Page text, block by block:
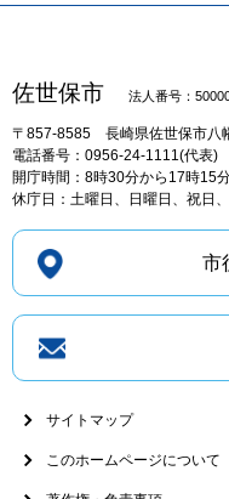
佐世保市 法人番号：
〒857-8585 長崎県佐世保市八
電話番号：0956-24-1111(代表)
開庁時間：8時30分から17時15
休庁日：土曜日、日曜日、祝日
市
サイトマップ
このホームページについて